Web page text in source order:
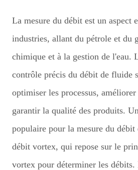
La mesure du débit est un aspect
industries, allant du pétrole et du
chimique et à la gestion de l'eau.
contrôle précis du débit de fluide
optimiser les processus,
garantir la qualité des produits.
populaire pour la mesure du débit
débit vortex, qui repose sur le
vortex pour déterminer les débits.